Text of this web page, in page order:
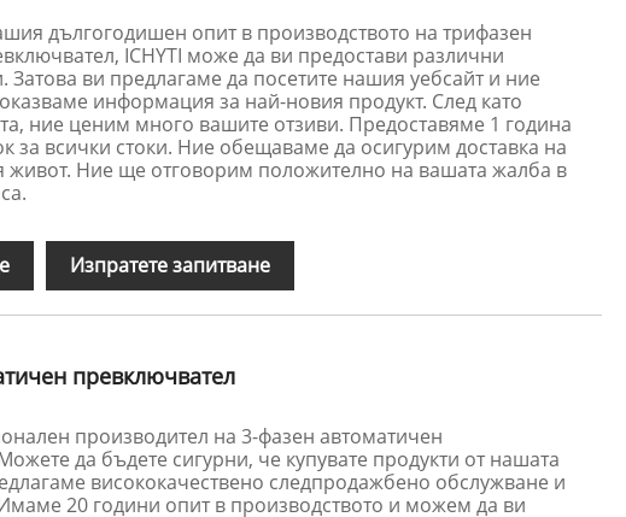
дългогодишен опит в производството на трифазен
ICHYTI може да ви предостави различни
Затова ви предлагаме да посетите нашия уебсайт и ние
информация за най-новия продукт. След като
ние ценим много вашите отзиви. Предоставяме 1 година
за всички стоки. Ние обещаваме да осигурим доставка на
живот. Ние ще отговорим положително на вашата жалба в
Изпратете запитване
превключвател
производител на 3-фазен автоматичен
да бъдете сигурни, че купувате продукти от нашата
висококачествено следпродажбено обслужване и
20 години опит в производството и можем да ви